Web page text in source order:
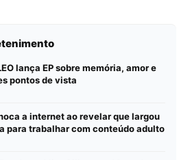
lança EP sobre memória, amor e
pontos de vista
a internet ao revelar que largou
para trabalhar com conteúdo adulto